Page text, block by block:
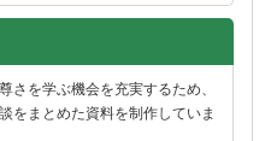
さを学ぶ機会を充実するため、
をまとめた資料を制作していま